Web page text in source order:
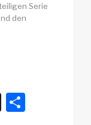
Serie
den
S